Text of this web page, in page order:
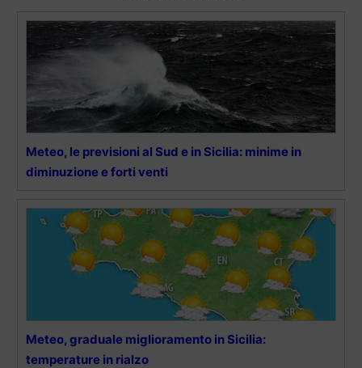
Meteo, le previsioni al Sud e in Sicilia: minime in
diminuzione e forti venti
Meteo, graduale miglioramento in Sicilia:
temperature in rialzo